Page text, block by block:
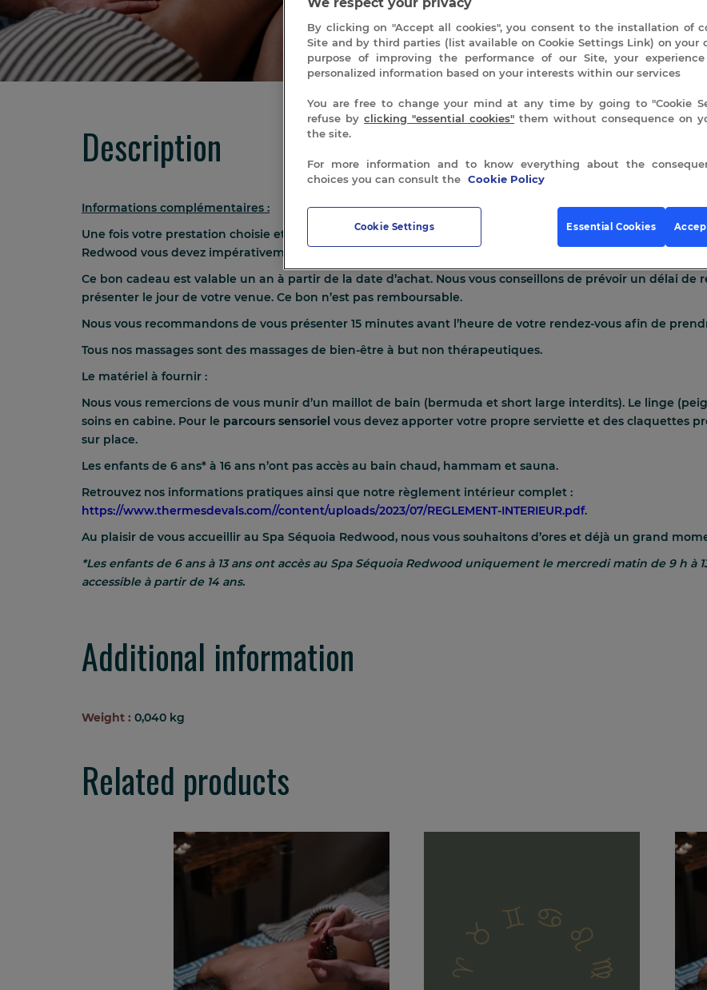
|
30
min
quantity
Description
Informations complémentaires :
Une fois votre prestation choisie et achetée, vous allez recevoir votre bon cadeau par voie postale. Afin
Redwood vous devez impérativement contacter notre service d’accueil et réserver par téléphone en
Ce bon cadeau est valable un an à partir de la date d’achat. Nous vous conseillons de prévoir un délai de
présenter le jour de votre venue. Ce bon n’est pas remboursable.
Nous vous recommandons de vous présenter 15 minutes avant l’heure de votre rendez-vous afin de
Tous nos massages sont des massages de bien-être à but non thérapeutiques.
Le matériel à fournir :
Nous vous remercions de vous munir d’un maillot de bain (bermuda et short large interdits). Le linge
soins en cabine. Pour le parcours sensoriel vous devez apporter votre propre serviette et des claquettes
sur place.
Les enfants de 6 ans* à 16 ans n’ont pas accès au bain chaud, hammam et sauna.
Retrouvez nos informations pratiques ainsi que notre règlement intérieur complet :
https://www.thermesdevals.com//content/uploads/2023/07/REGLEMENT-INTERIEUR.pdf.
Au plaisir de vous accueillir au Spa Séquoia Redwood, nous vous souhaitons d’ores et déjà un grand
*Les enfants de 6 ans à 13 ans ont accès au Spa Séquoia Redwood uniquement le mercredi matin de 9 h à
accessible à partir de 14 ans.
Additional information
Weight : 0,040 kg
Related products
We respect your privacy
By clicking on "Accept all cookies", you consent to the installation of
Site and by third parties (list available on Cookie Settings Link) on your
purpose of improving the performance of our Site, your
personalized information based on your interests within our services
You are free to change your mind at any time by going to "Cookie
refuse by clicking "essential cookies" them without consequence on
the site.
For more information and to know everything about the
choices you can consult the Cookie Policy
Cookie Settings Essential Cookies